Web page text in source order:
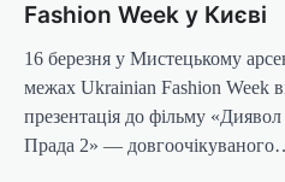
Fashion Week у Києві
16 березня у Мистецькому
межах Ukrainian Fashion Week
презентація до фільму
Прада 2» —